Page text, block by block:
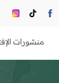
منشورات